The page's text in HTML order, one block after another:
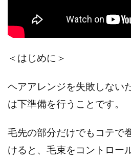
＜はじめに＞
ヘアアレンジを失敗しない
は下準備を行うことです。
毛先の部分だけでもコテで
けると、毛束をコントロー